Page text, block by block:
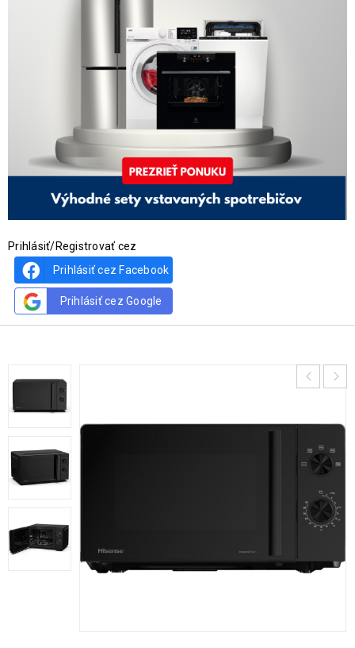
Prihlásiť/Registrovať cez
Prihlásiť cez Facebook
Prihlásiť cez Google